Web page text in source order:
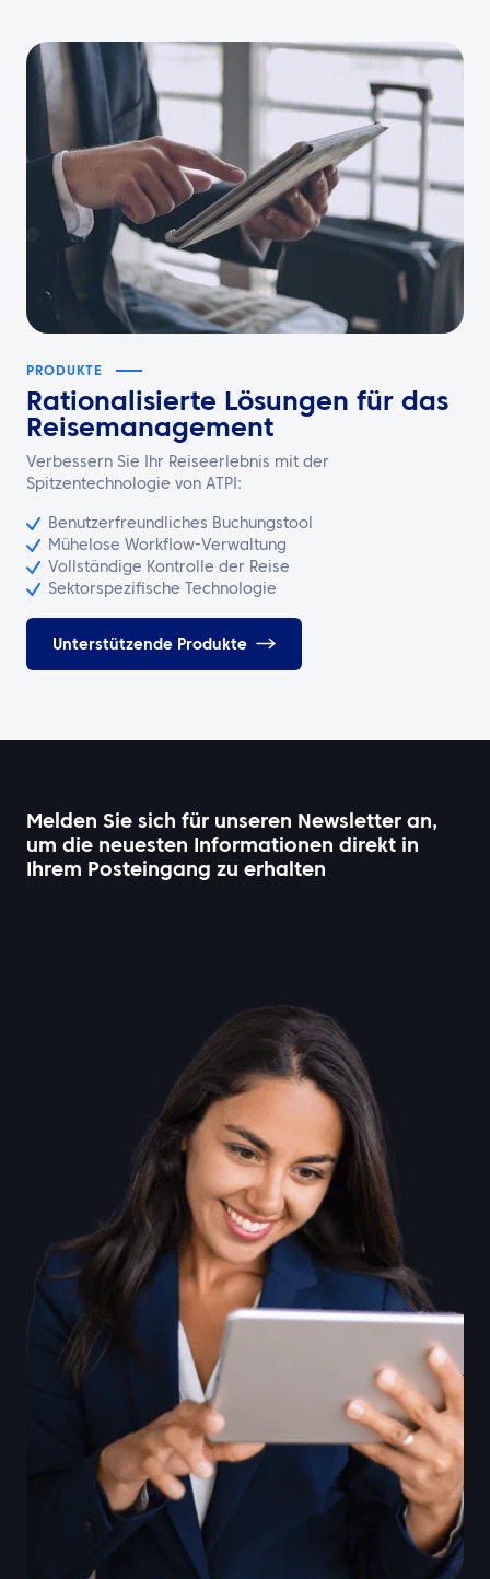
PRODUKTE
Rationalisierte Lösungen für das
Reisemanagement
Verbessern Sie Ihr Reiseerlebnis mit der
Spitzentechnologie von ATPI:
Benutzerfreundliches Buchungstool
Mühelose Workflow-Verwaltung
Vollständige Kontrolle der Reise
Sektorspezifische Technologie
Unterstützende Produkte
Melden Sie sich für unseren Newsletter an,
um die neuesten Informationen direkt in
Ihrem Posteingang zu erhalten